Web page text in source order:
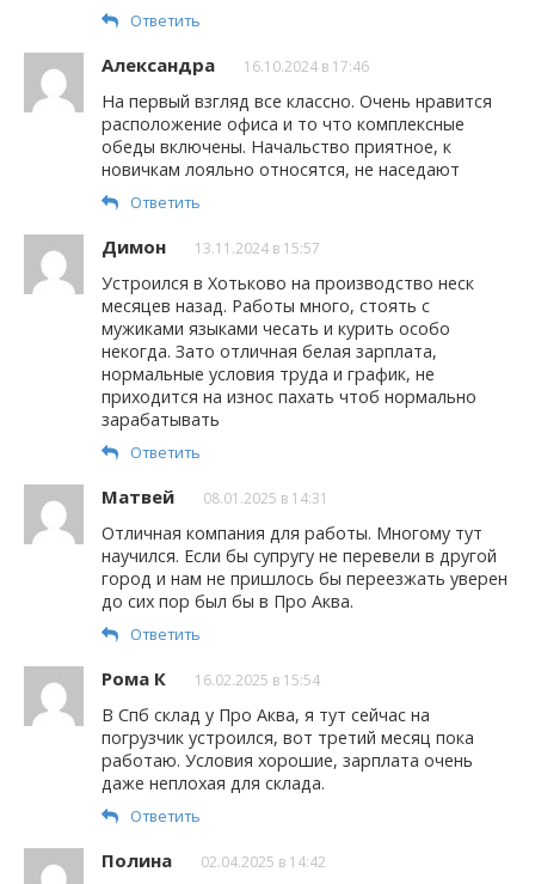
Ответить
Александра 16.10.2024 в 17:46
На первый взгляд все классно. Очень нравится
расположение офиса и то что комплексные
обеды включены. Начальство приятное, к
новичкам лояльно относятся, не наседают
Ответить
Димон 13.11.2024 в 15:57
Устроился в Хотьково на производство неск
месяцев назад. Работы много, стоять с
мужиками языками чесать и курить особо
некогда. Зато отличная белая зарплата,
нормальные условия труда и график, не
приходится на износ пахать чтоб нормально
зарабатывать
Ответить
Матвей 08.01.2025 в 14:31
Отличная компания для работы. Многому тут
научился. Если бы супругу не перевели в другой
город и нам не пришлось бы переезжать уверен
до сих пор был бы в Про Аква.
Ответить
Рома К 16.02.2025 в 15:54
В Спб склад у Про Аква, я тут сейчас на
погрузчик устроился, вот третий месяц пока
работаю. Условия хорошие, зарплата очень
даже неплохая для склада.
Ответить
Полина 02.04.2025 в 14:42